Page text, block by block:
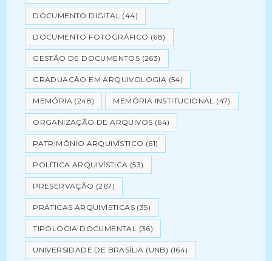
DOCUMENTO DIGITAL (44)
DOCUMENTO FOTOGRÁFICO (68)
GESTÃO DE DOCUMENTOS (263)
GRADUAÇÃO EM ARQUIVOLOGIA (54)
MEMÓRIA (248) MEMÓRIA INSTITUCIONAL (47)
ORGANIZAÇÃO DE ARQUIVOS (64)
PATRIMÔNIO ARQUIVÍSTICO (61)
POLÍTICA ARQUIVÍSTICA (53)
PRESERVAÇÃO (267)
PRÁTICAS ARQUIVÍSTICAS (35)
TIPOLOGIA DOCUMENTAL (36)
UNIVERSIDADE DE BRASÍLIA (UNB) (164)